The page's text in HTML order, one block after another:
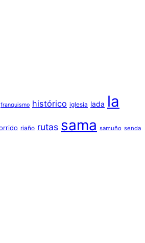
franquismo histórico iglesia lada la
riaño rutas sama samuño senda